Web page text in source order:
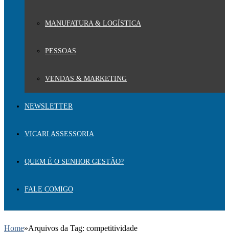
MANUFATURA & LOGÍSTICA
PESSOAS
VENDAS & MARKETING
NEWSLETTER
VICARI ASSESSORIA
QUEM É O SENHOR GESTÃO?
FALE COMIGO
Home»Arquivos da Tag: competitividade